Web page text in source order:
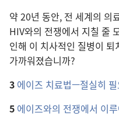
약 20년 동안, 전 세계의 의
HIV와의 전쟁에서 지칠 줄
인해 이 치사적인 질병이
가까워졌습니까?
3 에이즈 치료법—절실히
5 에이즈와의 전쟁에서 이